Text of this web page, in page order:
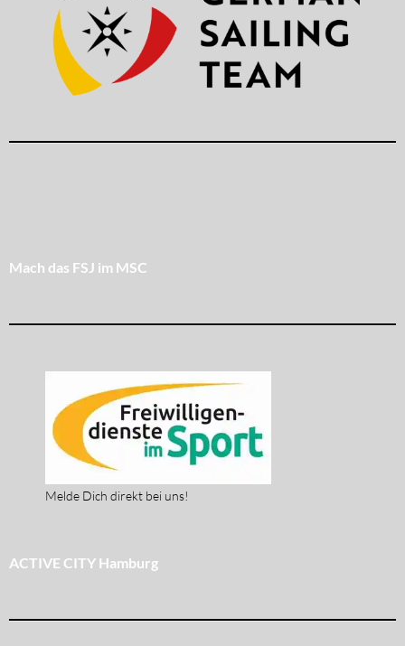
Mach das FSJ im MSC
Melde Dich direkt bei uns!
ACTIVE CITY Hamburg